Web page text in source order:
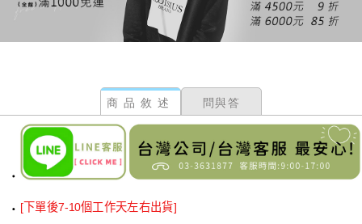
商品敘述 問與答